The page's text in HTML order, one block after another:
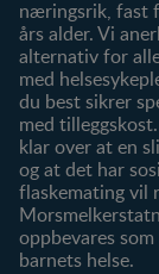
næringsrik, fast
års alder. Vi
alternativ for
med
du best sikrer
med
klar over at en
og at det har
flaskemating vil
oppbevares
barnets helse.